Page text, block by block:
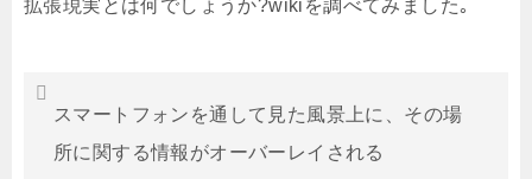
拡張現実とは何でしょうか?wikiを調べてみました｡
スマートフォンを通して見た風景上に、その場
所に関する情報がオーバーレイされる